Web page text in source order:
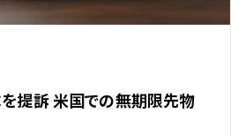
を提訴 米国での無期限先物